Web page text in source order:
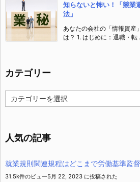
知らないと怖い！「競業
法」
あなたの会社の「情報資産
は？ 1. はじめに：退職・転
カテゴリー
テ
ー
人気の記事
就業規則関連規程はどこまで労働基準監
31.5k件のビュー5月 22, 2023 に投稿された